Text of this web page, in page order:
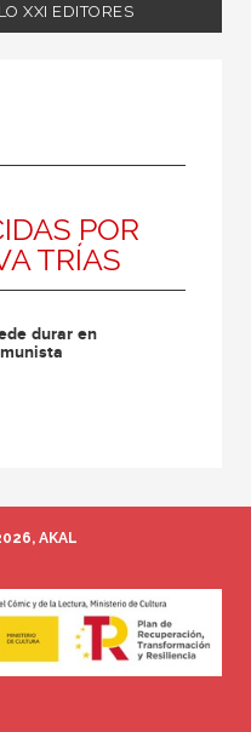
XXI EDITORES
POR
TRÍAS
durar en
AKAL